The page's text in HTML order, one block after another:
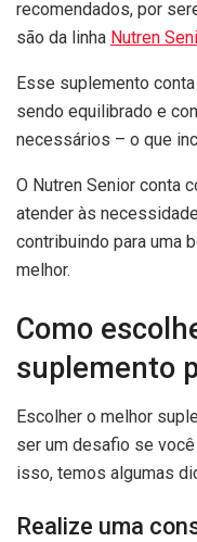
recomendados, por
são da linha Nutren
Esse suplemento
sendo equilibrado e
necessários – o que
O Nutren Senior conta
atender às
contribuindo para uma
melhor.
Como
suplemento
Escolher o melhor
ser um desafio se
isso, temos algumas
Realize uma